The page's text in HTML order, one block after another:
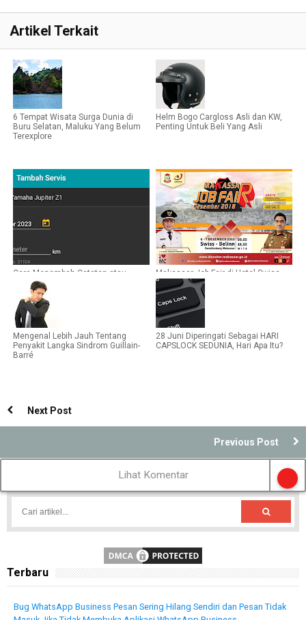
Artikel Terkait
6 Tempat Wisata Surga Dunia di
Buru Selatan, Maluku Yang Belum
Terexplore
Helm Bogo Cargloss Asli dan KW,
Penting Untuk Beli Yang Asli
Cara Menambah Catatan atau
Riwayat Servis dan Perbaikan
Kendaraan di Aplikasi Simply Auto
Makassar Job Fair di Hotel Swiss
Belinn Desember 2018
Mengenal Lebih Jauh Tentang
Penyakit Langka Sindrom Guillain-
Barré
28 Juni Diperingati Sebagai HARI
CAPSLOCK SEDUNIA, Hari Apa Itu?
Next Post
Previous Post
Lihat Komentar
Terbaru
Bug WhatsApp Business Pesan Sering Hilang Sendiri dan Pesan Tidak